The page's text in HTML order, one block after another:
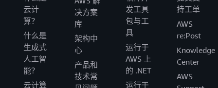
云计
算？
什么是
生成式
人工智
能？
云计算
决方案
库
架构中
心
产品和
技术常
发工具
包与工
具
运行于
AWS 上
的 .NET
运行于
持工单
AWS
re:Post
Knowledge
Center
AWS